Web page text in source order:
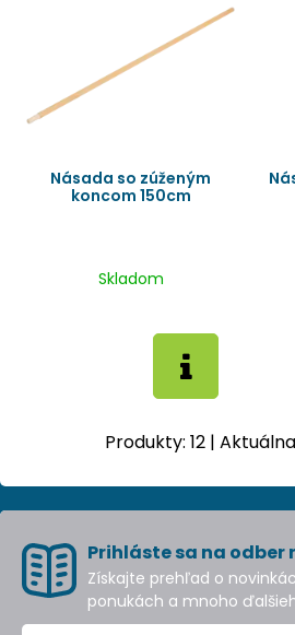
Násada so zúženým
koncom 150cm
Skladom
Produkty: 12 |
Prihláste sa na odber
Získajte prehľad o
ponukách a mnoho